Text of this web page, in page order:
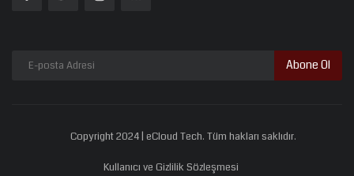
Abone Ol
Copyright 2024 | eCloud Tech. Tüm hakları saklıdır.
Kullanıcı ve Gizlilik Sözleşmesi